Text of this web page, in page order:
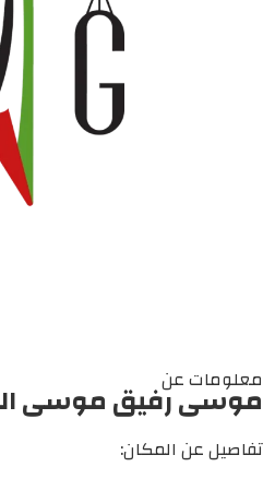
معلومات عن
موسى رفيق موسى
تفاصيل عن المكان: